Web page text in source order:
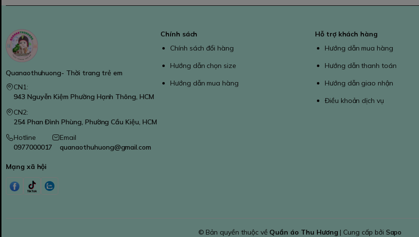
Quanaothuhuong- Thời trang trẻ em
CN1:
943 Nguyễn Kiệm Phường Hạnh Thông, HCM
CN2:
254 Phan Đình Phùng, Phường Cầu Kiệu, HCM
Hotline
0977000017
Email
quanaothuhuong@gmail.com
Mạng xã hội
Chính sách
Chính sách đổi hàng
Hướng dẫn chọn size
Hướng dẫn mua hàng
Hỗ trợ khách hàng
Hướng dẫn mua hàng
Hướng dẫn thanh toán
Hướng dẫn giao nhận
Điều khoản dịch vụ
© Bản quyền thuộc về Quần áo Thu Hương | Cung cấp bởi Sapo